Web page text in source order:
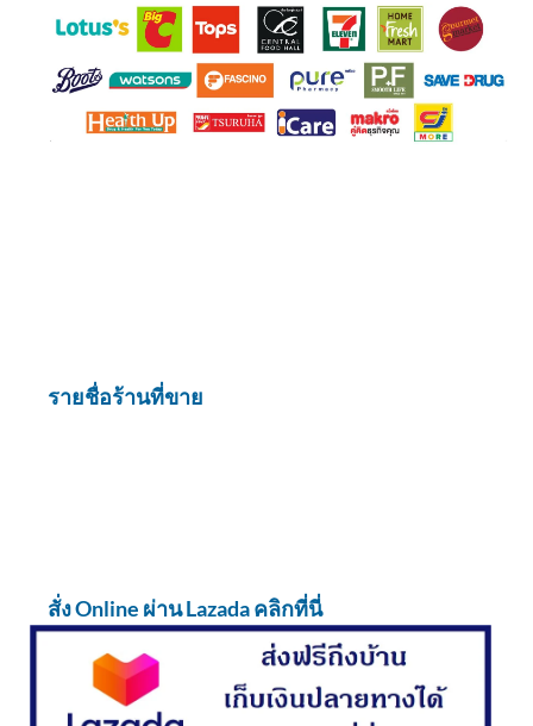
รายชื่อร้านที่ขาย
สั่ง Online ผ่าน Lazada คลิกที่นี่